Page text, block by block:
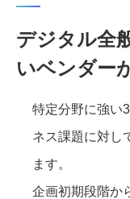
デジタル全
いベンダー
特定分野に強い
ネス課題に対し
ます。
企画初期段階か